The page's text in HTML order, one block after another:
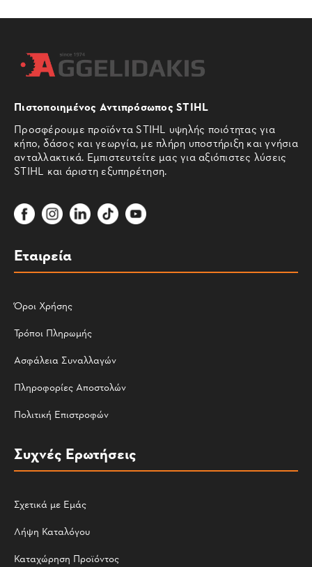
Πιστοποιημένος Αντιπρόσωπος STIHL
Προσφέρουμε προϊόντα STIHL υψηλής ποιότητας για
κήπο, δάσος και γεωργία, με πλήρη υποστήριξη και γνήσια
ανταλλακτικά. Εμπιστευτείτε μας για αξιόπιστες λύσεις
STIHL και άριστη εξυπηρέτηση.
Εταιρεία
Όροι Χρήσης
Τρόποι Πληρωμής
Ασφάλεια Συναλλαγών
Πληροφορίες Αποστολών
Πολιτική Επιστροφών
Συχνές Ερωτήσεις
Σχετικά με Εμάς
Λήψη Καταλόγου
Καταχώρηση Προϊόντος